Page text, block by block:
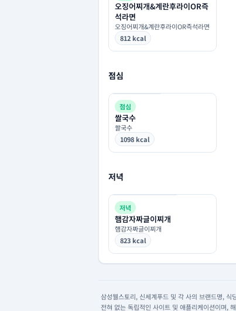
오징어찌개&계란후라이OR즉
석라면
오징어찌개&계란후라이OR즉석라면
812 kcal
점심
점심
쌀국수
쌀국수
1098 kcal
저녁
저녁
햄감자짜글이찌개
햄감자짜글이찌개
823 kcal
삼성웰스토리, 신세계푸드 및 각 사의 브랜드명,
전혀 없는 독립적인 사이트 및 애플리케이션이며,